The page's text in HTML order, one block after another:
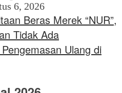
6, 2026
Beras Merek “NUR”,
Tidak Ada
Ulang di